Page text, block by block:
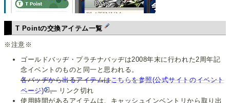
T Pointの交換アイテム一覧
※注意※
ゴールドバッヂ・プラチナバッヂは2008年末に行われた2周年記
念イベントのものと同一と思われる。
各バッヂから出るアイテムはこちらを参照(公式サイトのイベント
ページ)
。リンク切れ
使用時間があるアイテムは、キャッシュインベントリから取り出